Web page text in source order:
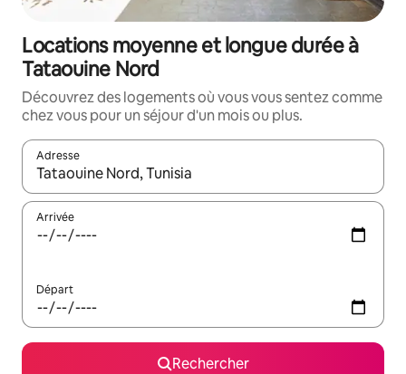
Locations moyenne et longue durée à
Tataouine Nord
Découvrez des logements où vous vous sentez comme
chez vous pour un séjour d'un mois ou plus.
Adresse
Lorsque les résultats s'affichent, utilisez les flèches vers le
Arrivée
Départ
Rechercher